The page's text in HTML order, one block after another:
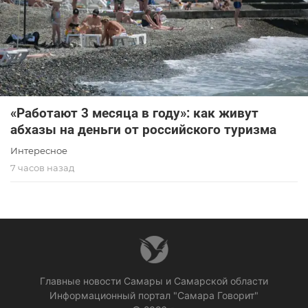
«Работают 3 месяца в году»: как живут
абхазы на деньги от российского туризма
Интересное
7 часов назад
Главные новости Самары и Самарской области
Информационный портал "Самара Говорит"